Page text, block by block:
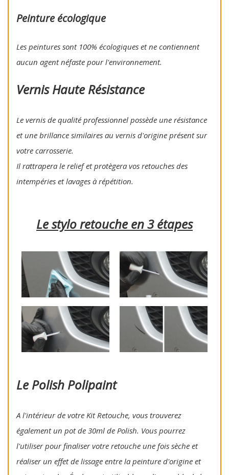
Peinture écologique
Les peintures sont 100% écologiques et ne contiennent
aucun agent néfaste pour l'environnement.
Vernis Haute Résistance
Le vernis de qualité professionnel possède une résistance
et une brillance similaires au vernis d'origine présent sur
votre carrosserie.
Il rattrapera le relief et protègera vos retouches des
intempéries et lavages à répétition.
Le stylo retouche en 3 étapes
Le Polish Polipaint
A l'intérieur de votre Kit Retouche, vous trouverez
également un pot de 30ml de Polish. Vous pourrez
l'utiliser pour finaliser votre retouche une fois sèche et
réaliser un effet de lissage entre la peinture d'origine et